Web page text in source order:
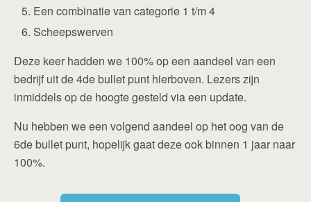
Een combinatie van categorie 1 t/m 4
Scheepswerven
Deze keer hadden we 100% op een aandeel van een
bedrijf uit de 4de bullet punt hierboven. Lezers zijn
inmiddels op de hoogte gesteld via een update.
Nu hebben we een volgend aandeel op het oog van de
6de bullet punt, hopelijk gaat deze ook binnen 1 jaar naar
100%.